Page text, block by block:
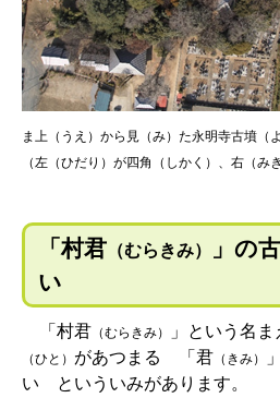
ま上（うえ）から見（み）た永明寺古墳（
（左（ひだり）が四角（しかく）、右（み
「村君 （むらきみ） 」の
い
「村君 （むらきみ） 」という名
（ひと） があつまる 「君 （きみ）
い といういみがあります。